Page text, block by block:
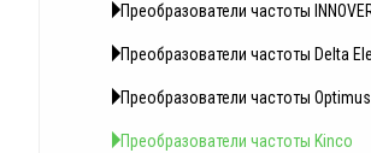
Преобразователи частоты
Преобразователи частоты Delta
Преобразователи частоты
Преобразователи частоты Kinco